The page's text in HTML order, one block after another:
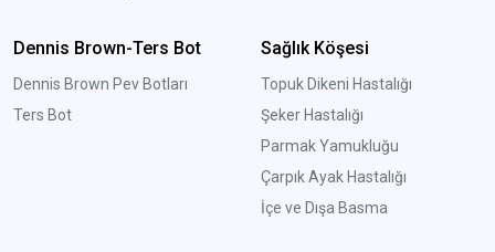
Dennis Brown-Ters Bot
Dennis Brown Pev Botları
Ters Bot
Sağlık Köşesi
Topuk Dikeni Hastalığı
Şeker Hastalığı
Parmak Yamukluğu
Çarpık Ayak Hastalığı
İçe ve Dışa Basma